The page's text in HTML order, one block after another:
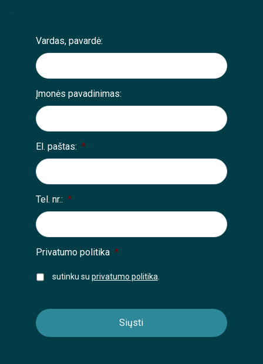
;
Vardas, pavardė:
Įmonės pavadinimas:
El. paštas: *
Tel. nr.: *
Privatumo politika *
sutinku su privatumo politika